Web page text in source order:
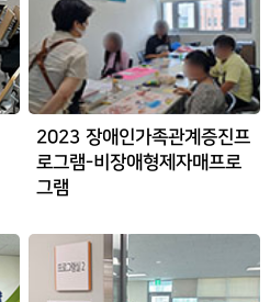
2023 장애인가족관계증진프
로그램-비장애형제자매프로
그램